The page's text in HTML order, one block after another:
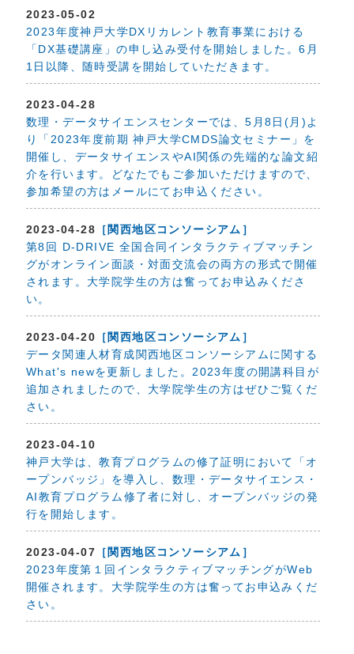
2023-05-02
2023年度神戸大学DXリカレント教育事業における
「DX基礎講座」の申し込み受付を開始しました。6月
1日以降、随時受講を開始していただきます。
2023-04-28
数理・データサイエンスセンターでは、5月8日(月)よ
り「2023年度前期 神戸大学CMDS論文セミナー」を
開催し、データサイエンスやAI関係の先端的な論文紹
介を行います。どなたでもご参加いただけますので、
参加希望の方はメールにてお申込ください。
2023-04-28 ［関西地区コンソーシアム］
第8回 D-DRIVE 全国合同インタラクティブマッチン
グがオンライン面談・対面交流会の両方の形式で開催
されます。大学院学生の方は奮ってお申込みくださ
い。
2023-04-20 ［関西地区コンソーシアム］
データ関連人材育成関西地区コンソーシアムに関する
What's newを更新しました。2023年度の開講科目が
追加されましたので、大学院学生の方はぜひご覧くだ
さい。
2023-04-10
神戸大学は、教育プログラムの修了証明において「オ
ープンバッジ」を導入し、数理・データサイエンス・
AI教育プログラム修了者に対し、オープンバッジの発
行を開始します。
2023-04-07 ［関西地区コンソーシアム］
2023年度第１回インタラクティブマッチングがWeb
開催されます。大学院学生の方は奮ってお申込みくだ
さい。